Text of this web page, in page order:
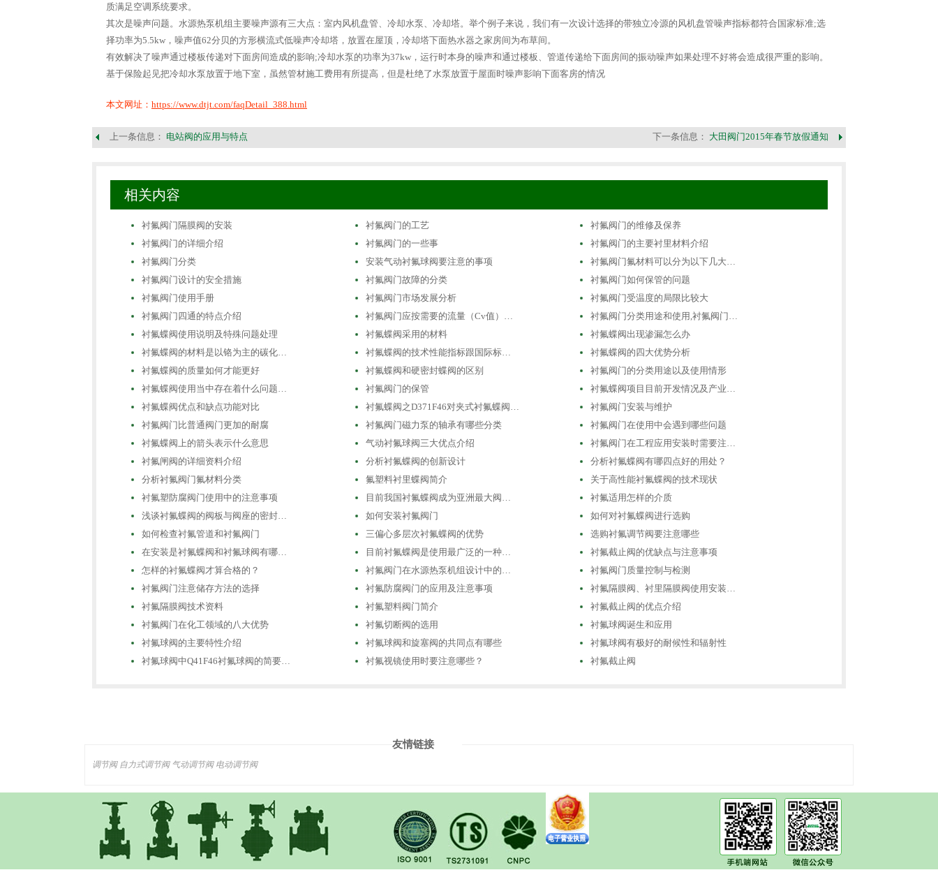
质满足空调系统要求。
其次是噪声问题。水源热泵机组主要噪声源有三大点：室内风机盘管、冷却水泵、冷却塔。举个例子来说，我们有一次设计选择的带独立冷源的风机盘管噪声指标都符合国家标准;选
择功率为5.5kw，噪声值62分贝的方形横流式低噪声冷却塔，放置在屋顶，冷却塔下面热水器之家房间为布草间。
有效解决了噪声通过楼板传递对下面房间造成的影响;冷却水泵的功率为37kw，运行时本身的噪声和通过楼板、管道传递给下面房间的振动噪声如果处理不好将会造成很严重的影响。
基于保险起见把冷却水泵放置于地下室，虽然管材施工费用有所提高，但是杜绝了水泵放置于屋面时噪声影响下面客房的情况
本文网址： https://www.dtjt.com/faqDetail_388.html
上一条信息： 电站阀的应用与特点 下一条信息： 大田阀门2015年春节放假通知
相关内容
衬氟阀门隔膜阀的安装 衬氟阀门的工艺
衬氟阀门的维修及保养
衬氟阀门的详细介绍
衬氟阀门的一些事
衬氟阀门的主要衬里材料介绍
衬氟阀门分类
安装气动衬氟球阀要注意的事项
衬氟阀门氟材料可以分为以下几大…
衬氟阀门设计的安全措施
衬氟阀门故障的分类
衬氟阀门如何保管的问题
衬氟阀门使用手册
衬氟阀门市场发展分析
衬氟阀门受温度的局限比较大
衬氟阀门四通的特点介绍
衬氟阀门应按需要的流量（Cv值）…
衬氟阀门分类用途和使用,衬氟阀门…
衬氟蝶阀使用说明及特殊问题处理
衬氟蝶阀采用的材料
衬氟蝶阀出现渗漏怎么办
衬氟蝶阀的材料是以铬为主的碳化…
衬氟蝶阀的技术性能指标跟国际标…
衬氟蝶阀的四大优势分析
衬氟蝶阀的质量如何才能更好
衬氟蝶阀和硬密封蝶阀的区别
衬氟阀门的分类用途以及使用情形
衬氟蝶阀使用当中存在着什么问题…
衬氟阀门的保管
衬氟蝶阀项目目前开发情况及产业…
衬氟蝶阀优点和缺点功能对比
衬氟蝶阀之D371F46对夹式衬氟蝶阀…
衬氟阀门安装与维护
衬氟阀门比普通阀门更加的耐腐
衬氟阀门磁力泵的轴承有哪些分类
衬氟阀门在使用中会遇到哪些问题
衬氟蝶阀上的箭头表示什么意思
气动衬氟球阀三大优点介绍
衬氟阀门在工程应用安装时需要注…
衬氟闸阀的详细资料介绍
分析衬氟蝶阀的创新设计
分析衬氟蝶阀有哪四点好的用处？
分析衬氟阀门氟材料分类
氟塑料衬里蝶阀简介
关于高性能衬氟蝶阀的技术现状
衬氟塑防腐阀门使用中的注意事项
目前我国衬氟蝶阀成为亚洲最大阀…
衬氟适用怎样的介质
浅谈衬氟蝶阀的阀板与阀座的密封…
如何安装衬氟阀门
如何对衬氟蝶阀进行选购
如何检查衬氟管道和衬氟阀门
三偏心多层次衬氟蝶阀的优势
选购衬氟调节阀要注意哪些
在安装是衬氟蝶阀和衬氟球阀有哪…
目前衬氟蝶阀是使用最广泛的一种…
衬氟截止阀的优缺点与注意事项
怎样的衬氟蝶阀才算合格的？
衬氟阀门在水源热泵机组设计中的…
衬氟阀门质量控制与检测
衬氟阀门注意储存方法的选择
衬氟防腐阀门的应用及注意事项
衬氟隔膜阀、衬里隔膜阀使用安装…
衬氟隔膜阀技术资料
衬氟塑料阀门简介
衬氟截止阀的优点介绍
衬氟阀门在化工领域的八大优势
衬氟切断阀的选用
衬氟球阀诞生和应用
衬氟球阀的主要特性介绍
衬氟球阀和旋塞阀的共同点有哪些
衬氟球阀有极好的耐候性和辐射性
衬氟球阀中Q41F46衬氟球阀的简要…
衬氟视镜使用时要注意哪些？ 衬氟截止阀
友情链接
调节阀 自力式调节阀 气动调节阀 电动调节阀